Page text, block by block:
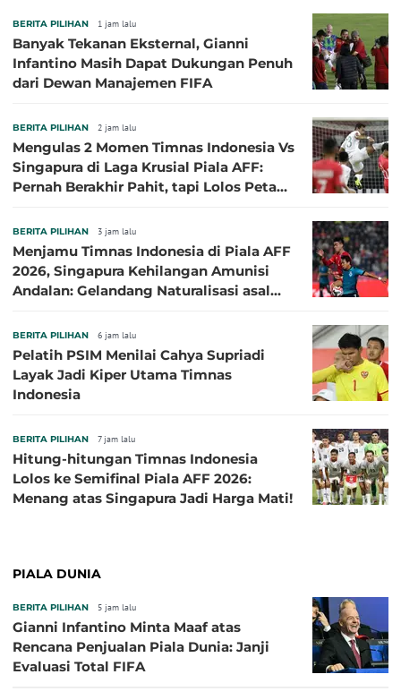
BERITA PILIHAN 1 jam lalu
Banyak Tekanan Eksternal, Gianni
Infantino Masih Dapat Dukungan Penuh
dari Dewan Manajemen FIFA
BERITA PILIHAN 2 jam lalu
Mengulas 2 Momen Timnas Indonesia Vs
Singapura di Laga Krusial Piala AFF:
Pernah Berakhir Pahit, tapi Lolos Petaka
BERITA PILIHAN 3 jam lalu
Menjamu Timnas Indonesia di Piala AFF
2026, Singapura Kehilangan Amunisi
Andalan: Gelandang Naturalisasi asal
BERITA PILIHAN 6 jam lalu
Pelatih PSIM Menilai Cahya Supriadi
Layak Jadi Kiper Utama Timnas
Indonesia
BERITA PILIHAN 7 jam lalu
Hitung-hitungan Timnas Indonesia
Lolos ke Semifinal Piala AFF 2026:
Menang atas Singapura Jadi Harga Mati!
PIALA DUNIA
BERITA PILIHAN 5 jam lalu
Gianni Infantino Minta Maaf atas
Rencana Penjualan Piala Dunia: Janji
Evaluasi Total FIFA